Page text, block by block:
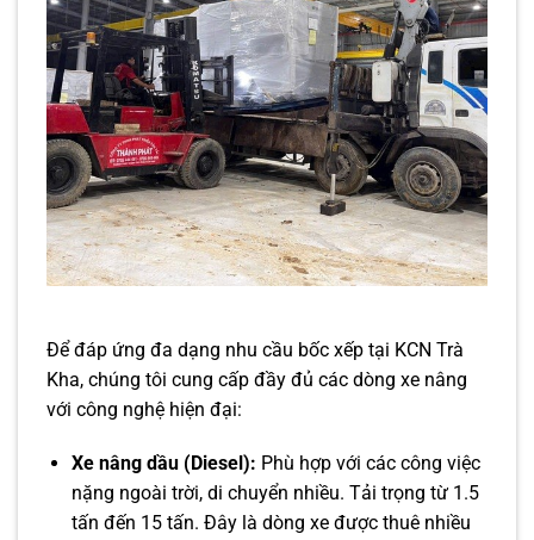
Để đáp ứng đa dạng nhu cầu bốc xếp tại KCN Trà
Kha, chúng tôi cung cấp đầy đủ các dòng xe nâng
với công nghệ hiện đại:
Xe nâng dầu (Diesel): Phù hợp với các công việc
nặng ngoài trời, di chuyển nhiều. Tải trọng từ 1.5
tấn đến 15 tấn. Đây là dòng xe được thuê nhiều